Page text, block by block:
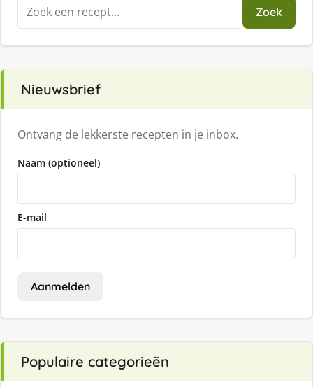
Zoeken
naar:
Zoek
Nieuwsbrief
Ontvang de lekkerste recepten in je inbox.
Naam (optioneel)
E-mail
Aanmelden
Populaire categorieën